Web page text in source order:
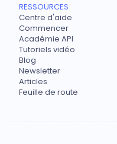
RESSOURCES
Centre d'aide
Commencer
Académie API
Tutoriels vidéo
Blog
Newsletter
Articles
Feuille de route